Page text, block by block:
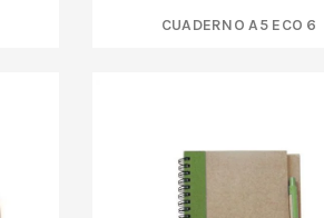
CUADERNO A5 ECO 6